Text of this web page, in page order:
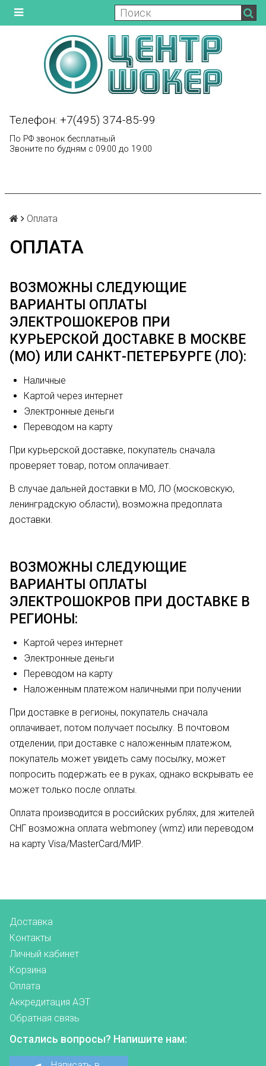
Телефон: +7(495) 374-85-99
По РФ звонок бесплатный
Звоните по будням с 09:00 до 19:00
Оплата
ОПЛАТА
ВОЗМОЖНЫ СЛЕДУЮЩИЕ
ВАРИАНТЫ ОПЛАТЫ
ЭЛЕКТРОШОКЕРОВ ПРИ
КУРЬЕРСКОЙ ДОСТАВКЕ В МОСКВЕ
(МО) ИЛИ САНКТ-ПЕТЕРБУРГЕ (ЛО):
Наличные
Картой через интернет
Электронные деньги
Переводом на карту
При курьерской доставке, покупатель сначала
проверяет товар, потом оплачивает.
В случае дальней доставки в МО, ЛО (московскую,
ленинградскую области), возможна предоплата
доставки.
ВОЗМОЖНЫ СЛЕДУЮЩИЕ
ВАРИАНТЫ ОПЛАТЫ
ЭЛЕКТРОШОКРОВ ПРИ ДОСТАВКЕ В
РЕГИОНЫ:
Картой через интернет
Электронные деньги
Переводом на карту
Наложенным платежом наличными при получении
При доставке в регионы, покупатель сначала
оплачивает, потом получает посылку. В почтовом
отделении, при доставке с наложенным платежом,
покупатель может увидеть саму посылку, может
попросить подержать ее в руках, однако вскрывать ее
может только после оплаты.
Оплата производится в российских рублях, для жителей
СНГ возможна оплата webmoney (wmz) или переводом
на карту Visa/MasterCard/МИР.
Доставка
Контакты
Личный кабинет
Корзина
Оплата
Аккредитация АЭТ
Обратная связь
Остались вопросы? Напишите нам: